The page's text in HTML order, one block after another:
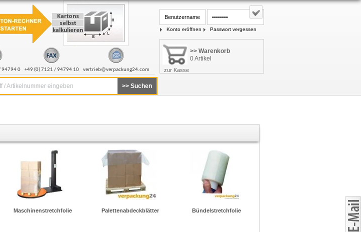
Konto eröffnen Passwort vergessen
>> Warenkorb
0 Artikel
zur Kasse
94794 0 +49 (0) 7121 / 94794 10 vertrieb@verpackung24.com
/ Artikelnummer eingeben
Maschinenstretchfolie Palettenabdeckblätter Bündelstretchfolie